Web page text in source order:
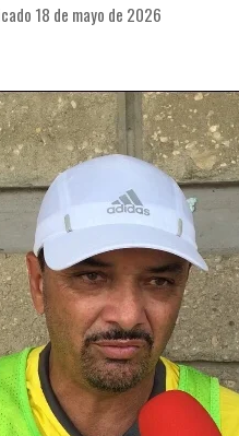
18 de mayo de 2026